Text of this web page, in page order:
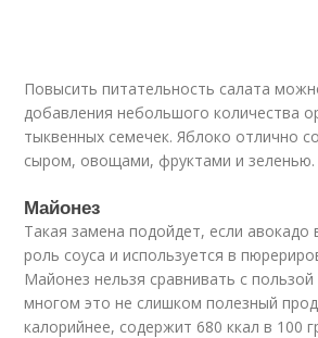
Повысить питательность салата
добавления небольшого количества
тыквенных семечек. Яблоко отлично
сыром, овощами, фруктами и зеленью.
Майонез
Такая замена подойдет, если авокадо
роль соуса и используется в
Майонез нельзя сравнивать с
многом это не слишком полезный
калорийнее, содержит 680 ккал в 100